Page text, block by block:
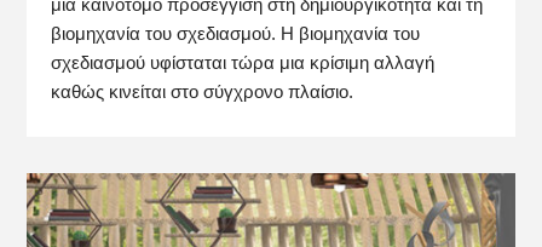
μια καινοτόμο προσέγγιση στη δημιουργικότητα και τη
βιομηχανία του σχεδιασμού. Η βιομηχανία του
σχεδιασμού υφίσταται τώρα μια κρίσιμη αλλαγή
καθώς κινείται στο σύγχρονο πλαίσιο.